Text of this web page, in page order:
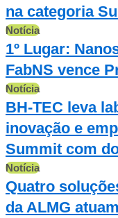
na categoria
Notícia
1º Lugar:
FabNS vence
Notícia
BH-TEC leva
inovação e
Summit com
Notícia
Quatro
da ALMG